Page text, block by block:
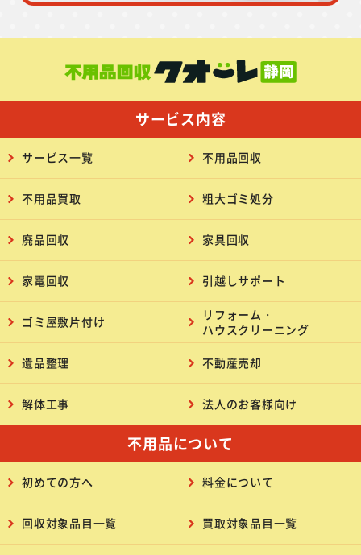
サービス内容
サービス一覧 不用品回収
不用品買取 粗大ゴミ処分
廃品回収 家具回収
家電回収 引越しサポート
ゴミ屋敷片付け
リフォーム・
ハウスクリーニング
遺品整理 不動産売却
解体工事 法人のお客様向け
不用品について
初めての方へ 料金について
回収対象品目一覧 買取対象品目一覧